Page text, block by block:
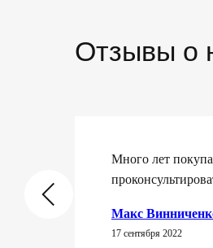
Отзывы о
Много лет
Макс
17 сентября 2022